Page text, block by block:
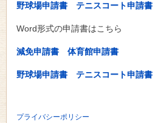
野球場申請書 テニスコート申請書
Word形式の申請書はこちら
減免申請書 体育館申請書
野球場申請書 テニスコート申請書
プライバシーポリシー